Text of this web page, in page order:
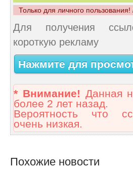
Только для личного
Для получения
короткую рекламу
Нажмите для
* Внимание! Данная
более 2 лет назад.
Вероятность что
очень низкая.
Похожие новости